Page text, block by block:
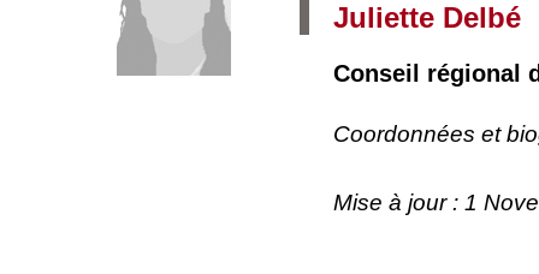
Juliette Delbé
Conseil régional
Coordonnées et
Mise à jour : 1